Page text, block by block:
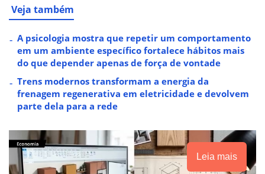
Veja também
A psicologia mostra que repetir um comportamento
em um ambiente específico fortalece hábitos mais
do que depender apenas de força de vontade
Trens modernos transformam a energia da
frenagem regenerativa em eletricidade e devolvem
parte dela para a rede
Leia mais